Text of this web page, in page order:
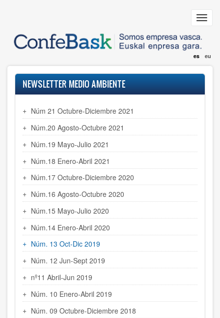
principal
es eu
NEWSLETTER MEDIO AMBIENTE
Núm 21 Octubre-Diciembre 2021
Núm.20 Agosto-Octubre 2021
Núm.19 Mayo-Julio 2021
Núm.18 Enero-Abril 2021
Núm.17 Octubre-Diciembre 2020
Núm.16 Agosto-Octubre 2020
Núm.15 Mayo-Julio 2020
Núm.14 Enero-Abril 2020
Núm. 13 Oct-Dic 2019
Núm. 12 Jun-Sept 2019
nº11 Abril-Jun 2019
Núm. 10 Enero-Abril 2019
Núm. 09 Octubre-Diciembre 2018